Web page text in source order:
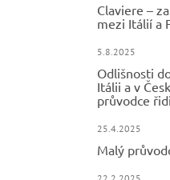
Claviere –
mezi Itálií a
5.8.2025
Odlišnosti
Itálii a v
průvodce
25.4.2025
Malý